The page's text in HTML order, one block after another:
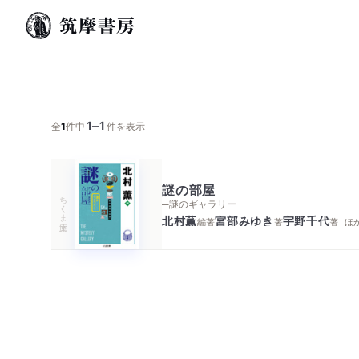
全1件中1─1件を表示
ちくま文庫
謎の部屋
─謎のギャラリー
北村薫編著宮部みゆき著宇野千代著 ほ